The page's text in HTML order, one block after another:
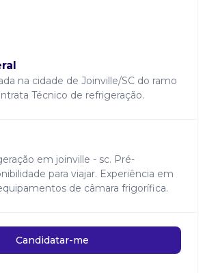
na cidade de Joinville/SC do ramo
Técnico de refrigeração.
em joinville - sc. Pré-
para viajar. Experiência em
de câmara frigorífica.
Candidatar-me